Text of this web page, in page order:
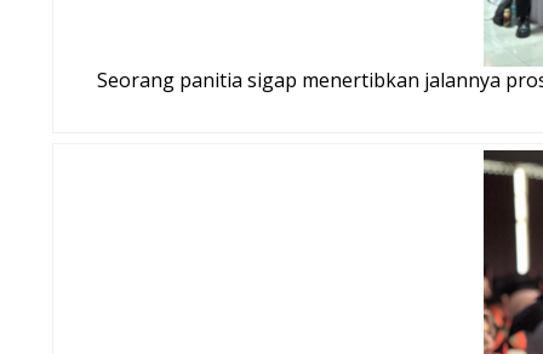
Seorang panitia sigap menertibkan jalannya